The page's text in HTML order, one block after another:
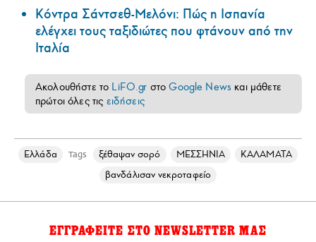
Κόντρα Σάντσεθ-Μελόνι: Πώς η Ισπανία
ελέγχει τους ταξιδιώτες που φτάνουν από την
Ιταλία
Ακολουθήστε το LiFO.gr στοGoogle News και μάθετε
πρώτοι όλες τις ειδήσεις
Ελλάδα Tags ξέθαψαν σορό ΜΕΣΣΗΝΙΑ
ΚΑΛΑΜΑΤΑ
βανδάλισαν νεκροταφείο
ΕΓΓΡΑΦΕΙΤΕ ΣΤΟ NEWSLETTER ΜΑΣ